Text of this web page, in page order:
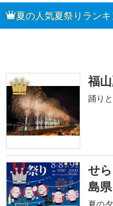
夏の人気夏祭りラン
1 福
踊り
2
せ
島県